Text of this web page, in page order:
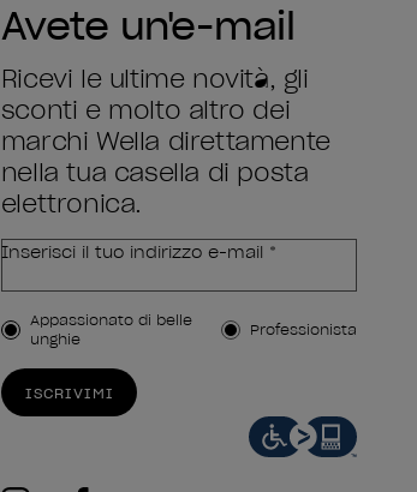
Avete un'e-mail
Ricevi le ultime novità, gli
sconti e molto altro dei
marchi Wella direttamente
nella tua casella di posta
elettronica.
Inserisci il tuo indirizzo e-mail *
Tipo di cliente
Appassionato di belle
unghie
Professionista
ISCRIVIMI